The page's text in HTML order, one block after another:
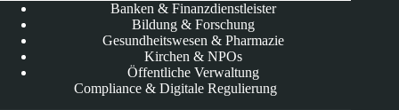
Banken & Finanzdienstleister
Bildung & Forschung
Gesundheitswesen & Pharmazie
Kirchen & NPOs
Öffentliche Verwaltung
Compliance & Digitale Regulierung